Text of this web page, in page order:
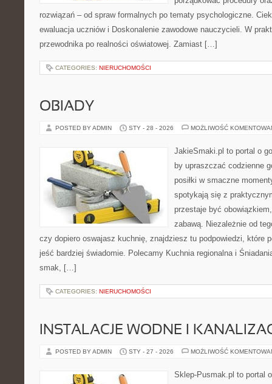
rozwiązań – od spraw formalnych po tematy psychologiczne.
ewaluacja uczniów i Doskonalenie zawodowe nauczycieli. W
przewodnika po realności oświatowej. Zamiast […]
CATEGORIES: NIERUCHOMOŚCI
OBIADY
POSTED BY ADMIN STY - 28 - 2026 MOŻLIWOŚĆ
JakieSmaki.pl to portal o
by upraszczać codzienne
posiłki w smaczne
spotykają się z
przestaje być
zabawą. Niezależnie od
czy dopiero oswajasz kuchnię, znajdziesz tu podpowiedzi, które
jeść bardziej świadomie. Polecamy Kuchnia regionalna i
smak, […]
CATEGORIES: NIERUCHOMOŚCI
INSTALACJE WODNE I
POSTED BY ADMIN STY - 27 - 2026 MOŻLIWOŚĆ
Sklep-Pusmak.pl to portal